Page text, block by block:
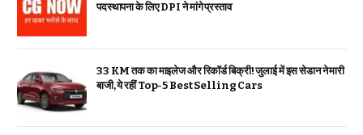
पदस्थापना के लिए DPI ने मांगे प्रस्ताव
33 KM तक का माइलेज और रिकॉर्ड बिक्री! जुलाई में इस सेडान ने मारी
बाजी, ये रहीं Top-5 Best Selling Cars